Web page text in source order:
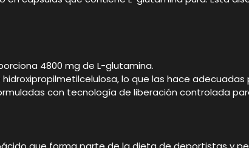
4800 mg de L-glutamina.
lo que las hace
con tecnología de liberación controlada